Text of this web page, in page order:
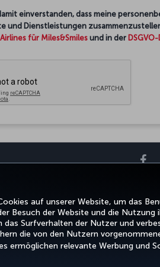
auf unserer Website, um das
Besuch der Website und die
das Surfverhalten der Nutzer und
die von den Nutzern
ermöglichen relevante Werbung und
einverstanden, dass meine
und Dienstleistungen
für Miles&Smiles und in der
ERLEBNIS ANGEBOTE UND
Datenschutz- und Cookie-Richtlinie